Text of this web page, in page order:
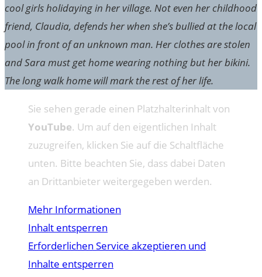
cool girls holidaying in her village. Not even her childhood
friend, Claudia, defends her when she’s bullied at the local
pool in front of an unknown man. Her clothes are stolen
and Sara must get home wearing nothing but her bikini.
The long walk home will mark the rest of her life.
Sie sehen gerade einen Platzhalterinhalt von
YouTube. Um auf den eigentlichen Inhalt
zuzugreifen, klicken Sie auf die Schaltfläche
unten. Bitte beachten Sie, dass dabei Daten
an Drittanbieter weitergegeben werden.
Mehr Informationen
Inhalt entsperren
Erforderlichen Service akzeptieren und
Inhalte entsperren